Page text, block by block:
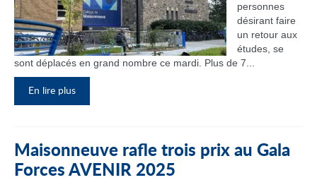
personnes
désirant faire
un retour aux
études, se
sont déplacés en grand nombre ce mardi. Plus de 7...
En lire plus
Maisonneuve rafle trois prix au Gala
Forces AVENIR 2025